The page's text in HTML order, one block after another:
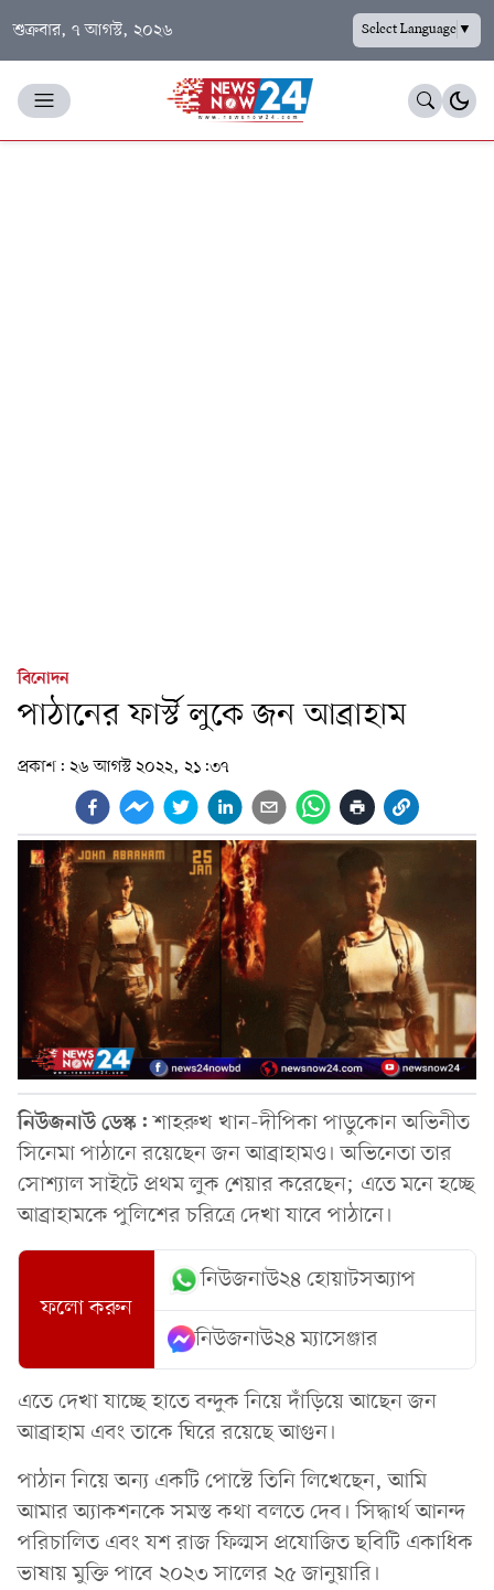
শুক্রবার, ৭ আগস্ট, ২০২৬ Select Language▼
বিনোদন
পাঠানের ফার্স্ট লুকে জন আব্রাহাম
প্রকাশ: ২৬ আগস্ট ২০২২, ২১:৩৭
নিউজনাউ ডেস্ক:শাহরুখ খান-দীপিকা পাডুকোন অভিনীত
সিনেমা পাঠানে রয়েছেন জন আব্রাহামও। অভিনেতা তার
সোশ্যাল সাইটে প্রথম লুক শেয়ার করেছেন; এতে মনে হচ্ছে
আব্রাহামকে পুলিশের চরিত্রে দেখা যাবে পাঠানে।
ফলো করুন
নিউজনাউ২৪ হোয়াটসঅ্যাপ
নিউজনাউ২৪ ম্যাসেঞ্জার
এতে দেখা যাচ্ছে হাতে বন্দুক নিয়ে দাঁড়িয়ে আছেন জন
আব্রাহাম এবং তাকে ঘিরে রয়েছে আগুন।
পাঠান নিয়ে অন্য একটি পোস্টে তিনি লিখেছেন, আমি
আমার অ্যাকশনকে সমস্ত কথা বলতে দেব। সিদ্ধার্থ আনন্দ
পরিচালিত এবং যশ রাজ ফিল্মস প্রযোজিত ছবিটি একাধিক
ভাষায় মুক্তি পাবে ২০২৩ সালের ২৫ জানুয়ারি।